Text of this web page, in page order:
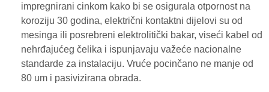
impregnirani cinkom kako bi se osigurala otpornost na
koroziju 30 godina, električni kontaktni dijelovi su od
mesinga ili posrebreni elektrolitički bakar, viseći kabel od
nehrđajućeg čelika i ispunjavaju važeće nacionalne
standarde za instalaciju. Vruće pocinčano ne manje od
80 um i pasivizirana obrada.